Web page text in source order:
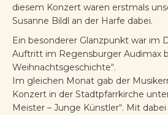
diesem Konzert waren erstmals
Susanne Bildl an der Harfe dabei.
Ein besonderer Glanzpunkt war im
Auftritt im Regensburger Audimax
Weihnachtsgeschichte“.
Im gleichen Monat gab der
Konzert in der Stadtpfarrkirche
Meister – Junge Künstler“. Mit